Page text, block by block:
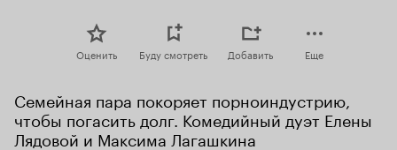
Оценить Буду смотреть Добавить Еще
Семейная пара покоряет порноиндустрию,
чтобы погасить долг. Комедийный дуэт Елены
Лядовой и Максима Лагашкина